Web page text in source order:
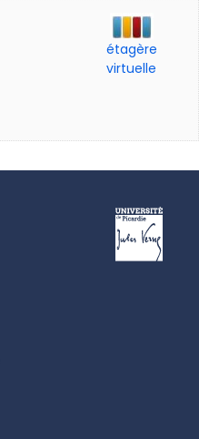
étagère
virtuelle